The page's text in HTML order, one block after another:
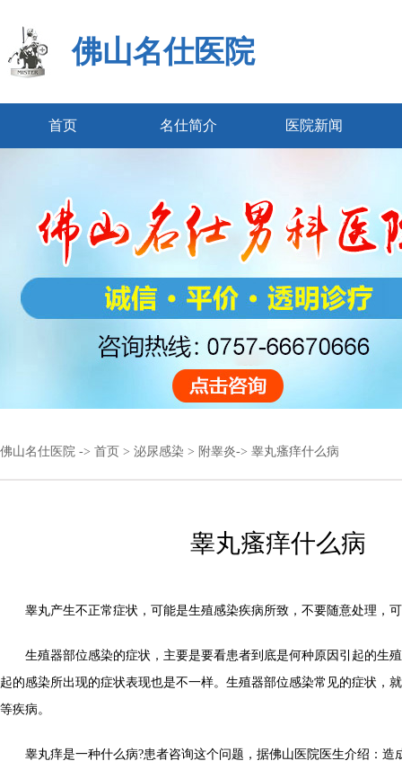
佛山名仕医院
首页 名仕简介 医院新闻
佛山名仕医院 -> 首页 > 泌尿感染 > 附睾炎-> 睾丸瘙痒什么病
睾丸瘙痒什么病
睾丸产生不正常症状，可能是生殖感染疾病所致，不要随意处理，
生殖器部位感染的症状，主要是要看患者到底是何种原因引起的生
起的感染所出现的症状表现也是不一样。生殖器部位感染常见的症状，
等疾病。
睾丸痒是一种什么病?患者咨询这个问题，据佛山医院医生介绍：造